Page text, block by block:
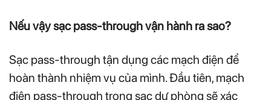
Nếu vậy sạc pass-through vận hành ra sao?
Sạc pass-through tận dụng các mạch điện để
hoàn thành nhiệm vụ của mình. Đầu tiên, mạch
điện pass-through trong sạc dự phòng sẽ xác